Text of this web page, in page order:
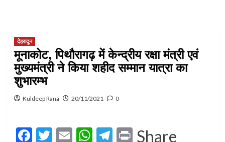
देहरादून
मूनाकोट, पिथौरागढ़ में केन्द्रीय रक्षा मंत्री एवं
मुख्यमंत्री ने किया शहीद सम्मान यात्रा का
शुभारम्भ
Kuldeep Rana 20/11/2021 0
Facebook
Twitter
EmailWhatsApp
Telegram
Print
Share